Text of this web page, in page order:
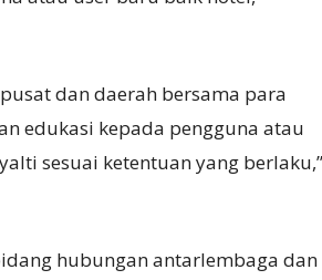
dan daerah bersama para
edukasi kepada pengguna atau
sesuai ketentuan yang berlaku,”
hubungan antarlembaga dan